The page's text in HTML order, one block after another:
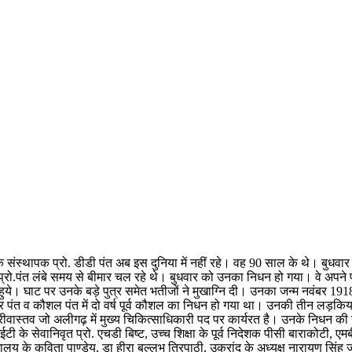
के संस्थापक प्रो. डीडी पंत अब इस दुनिया में नहीं रहे। वह 90 साल के थे।
लंबे समय से बीमार चल रहे थे। बुधवार को उनका निधन हो गया। वे अपने
घाट पर उनके बड़े पुत्र समेत भतीजों ने मुखाग्नि दी। उनका जन्म नवंबर
पंत व कौशल पंत में दो वर्ष पूर्व कौशल का निधन हो गया था। उनकी तीन
जो अलीगढ़ में मुख्य चिकित्साधिकारी पद पर कार्यरत है। उनके निधन
सेवानिवृत प्रो. एचडी बिष्ट, उच्च शिक्षा के पूर्व निदेशक पीसी बाराकोटी,
के कविता पाण्डेय, डा हीरा बल्लभ त्रिपाठी, उक्रांद के अध्यक्ष नारायण